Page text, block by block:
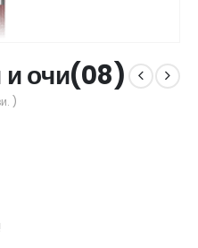
и очи(08)
)